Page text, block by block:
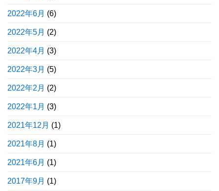
2022年6月 (6)
2022年5月 (2)
2022年4月 (3)
2022年3月 (5)
2022年2月 (2)
2022年1月 (3)
2021年12月 (1)
2021年8月 (1)
2021年6月 (1)
2017年9月 (1)